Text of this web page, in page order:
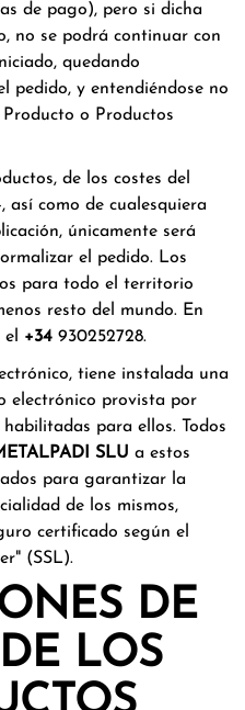
de pago), pero si dicha
no se podrá continuar con
quedando
pedido, y entendiéndose no
o Productos
de los costes del
así como de cualesquiera
únicamente será
el pedido. Los
para todo el territorio
resto del mundo. En
+34 930252728.
tiene instalada una
electrónico provista por
para ellos. Todos
SLU a estos
para garantizar la
de los mismos,
certificado según el
(SSL).
DE
LOS